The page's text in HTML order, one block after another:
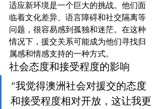
适应新环境是一个巨大的挑战。他们面
临着文化差异、语言障碍和社交隔离等
问题，很容易感到孤独和迷茫。在这种
情况下，援交关系可能成为他们寻找归
属感和情感支持的一种方式。
社会态度和接受程度的影响
“我觉得澳洲社会对援交的态度
和接受程度相对开放，这让我更